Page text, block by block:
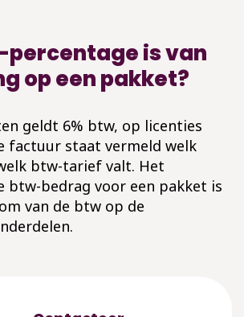
is van
op een pakket?
geldt 6% btw, op licenties
factuur staat vermeld welk
btw-tarief valt. Het
btw-bedrag voor een pakket is
van de btw op de